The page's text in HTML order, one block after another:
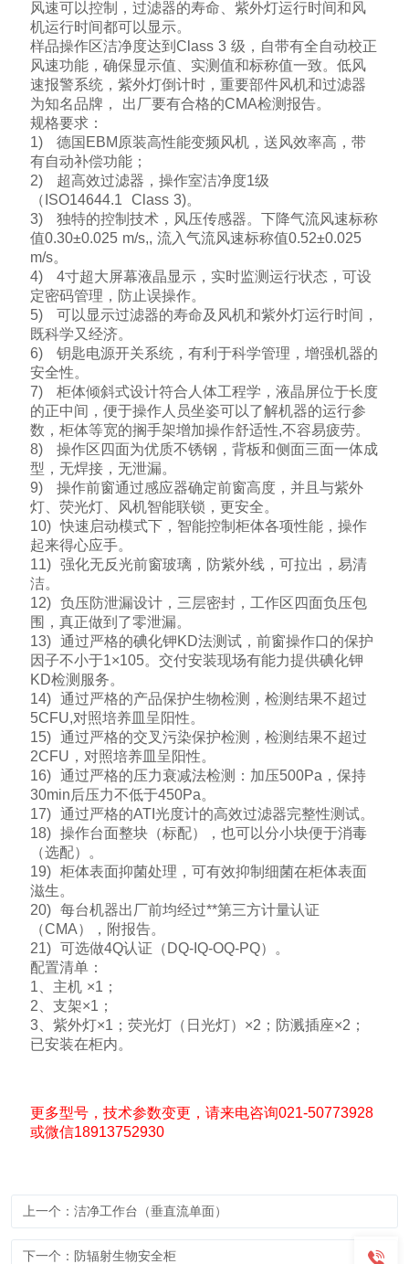
风速可以控制，过滤器的寿命、紫外灯运行时间和风
机运行时间都可以显示。
样品操作区洁净度达到Class 3 级，自带有全自动校正
风速功能，确保显示值、实测值和标称值一致。低风
速报警系统，紫外灯倒计时，重要部件风机和过滤器
为知名品牌， 出厂要有合格的CMA检测报告。
规格要求：
1) 德国EBM原装高性能变频风机，送风效率高，带
有自动补偿功能；
2) 超高效过滤器，操作室洁净度1级
（ISO14644.1 Class 3)。
3) 独特的控制技术，风压传感器。下降气流风速标称
值0.30±0.025 m/s,, 流入气流风速标称值0.52±0.025
m/s。
4) 4寸超大屏幕液晶显示，实时监测运行状态，可设
定密码管理，防止误操作。
5) 可以显示过滤器的寿命及风机和紫外灯运行时间，
既科学又经济。
6) 钥匙电源开关系统，有利于科学管理，增强机器的
安全性。
7) 柜体倾斜式设计符合人体工程学，液晶屏位于长度
的正中间，便于操作人员坐姿可以了解机器的运行参
数，柜体等宽的搁手架增加操作舒适性,不容易疲劳。
8) 操作区四面为优质不锈钢，背板和侧面三面一体成
型，无焊接，无泄漏。
9) 操作前窗通过感应器确定前窗高度，并且与紫外
灯、荧光灯、风机智能联锁，更安全。
10) 快速启动模式下，智能控制柜体各项性能，操作
起来得心应手。
11) 强化无反光前窗玻璃，防紫外线，可拉出，易清
洁。
12) 负压防泄漏设计，三层密封，工作区四面负压包
围，真正做到了零泄漏。
13) 通过严格的碘化钾KD法测试，前窗操作口的保护
因子不小于1×105。交付安装现场有能力提供碘化钾
KD检测服务。
14) 通过严格的产品保护生物检测，检测结果不超过
5CFU,对照培养皿呈阳性。
15) 通过严格的交叉污染保护检测，检测结果不超过
2CFU，对照培养皿呈阳性。
16) 通过严格的压力衰减法检测：加压500Pa，保持
30min后压力不低于450Pa。
17) 通过严格的ATI光度计的高效过滤器完整性测试。
18) 操作台面整块（标配），也可以分小块便于消毒
（选配）。
19) 柜体表面抑菌处理，可有效抑制细菌在柜体表面
滋生。
20) 每台机器出厂前均经过**第三方计量认证
（CMA），附报告。
21) 可选做4Q认证（DQ-IQ-OQ-PQ）。
配置清单：
1、主机 ×1；
2、支架×1；
3、紫外灯×1；荧光灯（日光灯）×2；防溅插座×2；
已安装在柜内。
更多型号，技术参数变更，请来电咨询021-50773928
或微信18913752930
上一个：洁净工作台（垂直流单面）
下一个：防辐射生物安全柜